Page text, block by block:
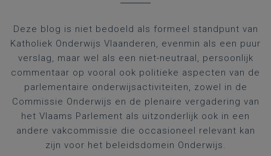
Deze blog is niet bedoeld als formeel standpunt van
Katholiek Onderwijs Vlaanderen, evenmin als een puur
verslag, maar wel als een niet-neutraal, persoonlijk
commentaar op vooral ook politieke aspecten van de
parlementaire onderwijsactiviteiten, zowel in de
Commissie Onderwijs en de plenaire vergadering van
het Vlaams Parlement als uitzonderlijk ook in een
andere vakcommissie die occasioneel relevant kan
zijn voor het beleidsdomein Onderwijs.